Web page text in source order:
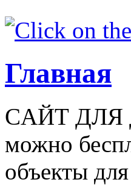
Главная
CАЙТ ДЛЯ
можно
объекты